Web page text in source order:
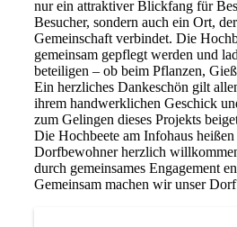
nur ein attraktiver Blickfang für
Besucher, sondern auch ein Ort,
Gemeinschaft verbindet. Die
gemeinsam gepflegt werden und
beteiligen – ob beim Pflanzen,
Ein herzliches Dankeschön gilt
ihrem handwerklichen Geschick
zum Gelingen dieses Projekts
Die Hochbeete am Infohaus heißen
Dorfbewohner herzlich
durch gemeinsames Engagement
Gemeinsam machen wir unser